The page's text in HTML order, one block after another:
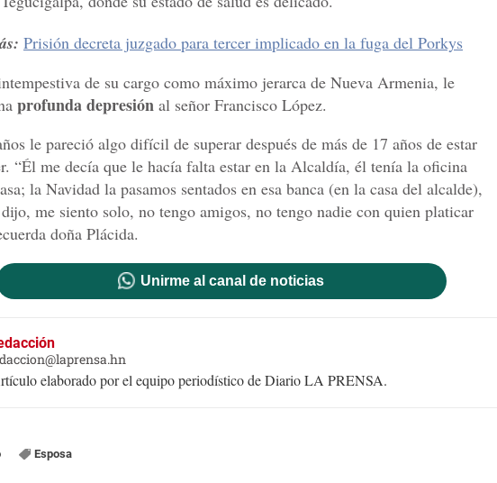
Prisión decreta juzgado para tercer implicado en la fuga del Porkys
de su cargo como máximo jerarca de Nueva Armenia, le
profunda depresión al señor Francisco López.
le pareció algo difícil de superar después de más de 17 años de estar
“Él me decía que le hacía falta estar en la Alcaldía, él tenía la oficina
la Navidad la pasamos sentados en esa banca (en la casa del alcalde),
me siento solo, no tengo amigos, no tengo nadie con quien platicar
doña Plácida.
Unirme al canal de noticias
elaborado por el equipo periodístico de Diario LA PRENSA.
Esposa